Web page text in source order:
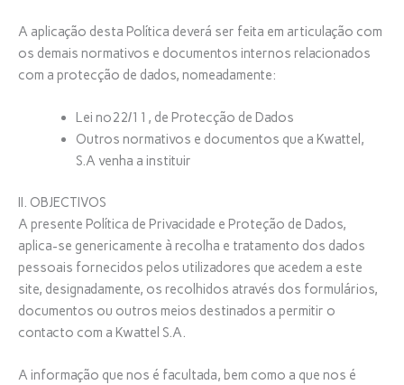
A aplicação desta Política deverá ser feita em articulação com
os demais normativos e documentos internos relacionados
com a protecção de dados, nomeadamente:
Lei nº22/11, de Protecção de Dados
Outros normativos e documentos que a Kwattel,
S.A venha a instituir
II. OBJECTIVOS
A presente Política de Privacidade e Proteção de Dados,
aplica-se genericamente à recolha e tratamento dos dados
pessoais fornecidos pelos utilizadores que acedem a este
site, designadamente, os recolhidos através dos formulários,
documentos ou outros meios destinados a permitir o
contacto com a Kwattel S.A.
A informação que nos é facultada, bem como a que nos é